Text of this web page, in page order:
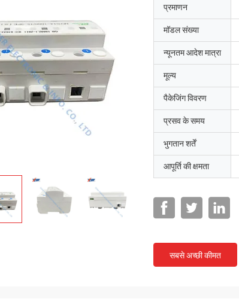
प्रमाणन
मॉडल संख्या
न्यूनतम आदेश मात्रा
मूल्य
पैकेजिंग विवरण
प्रसव के समय
भुगतान शर्तें
आपूर्ति की क्षमता
सबसे अच्छी कीमत